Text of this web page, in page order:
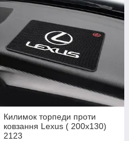
Килимок торпеди проти
ковзання Lexus ( 200x130)
2123